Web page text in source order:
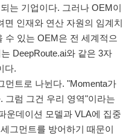
는 기업이다. 그러나 OEM이
면 인재와 연산 자원의 임계치
수 있는 OEM은 전 세계적으
DeepRoute.ai와 같은 3자
다.
먼트로 나뉜다. "Momenta가
그럼 그건 우리 영역"이라는
운데이션 모델과 VLA에 집중
그먼트를 방어하기 때문이